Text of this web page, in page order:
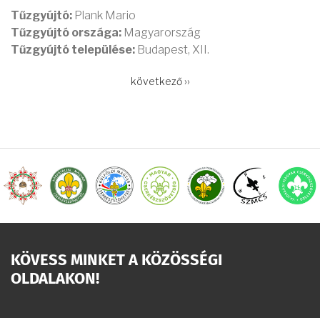
Tűzgyújtó: Plank Mario
Tűzgyújtó országa: Magyarország
Tűzgyújtó települése: Budapest, XII.
Következő
következő ››
KÖVESS MINKET A KÖZÖSSÉGI
OLDALAKON!